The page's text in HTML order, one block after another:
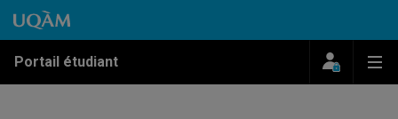
Passer au contenu
Accéder au menu principal
Accéder à la recherche
Passer au contenu
Accéder au menu principal
Portail étudiant Menu